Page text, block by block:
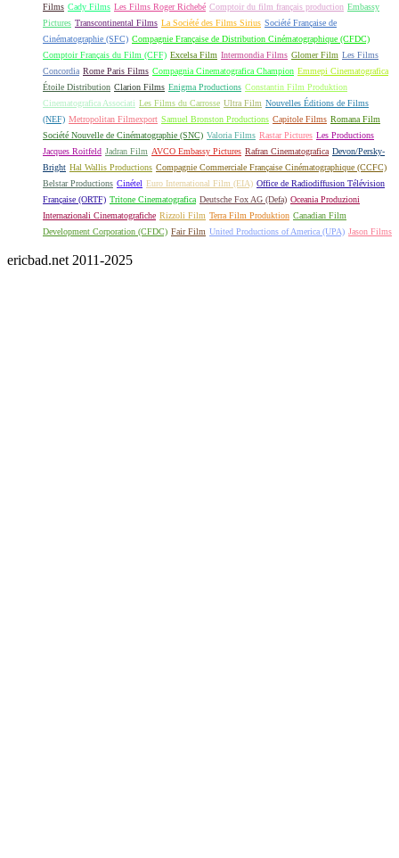
Films Cady Films Les Films Roger Richebé Comptoir du film français production Embassy
Pictures Transcontinental Films La Société des Films Sirius Société Française de
Cinématographie (SFC) Compagnie Française de Distribution Cinématographique (CFDC)
Comptoir Français du Film (CFF) Excelsa Film Intermondia Films Glomer Film Les Films
Concordia Rome Paris Films Compagnia Cinematografica Champion Emmepi Cinematografica
Étoile Distribution Clarion Films Enigma Productions Constantin Film Produktion
Cinematografica Associati Les Films du Carrosse Ultra Film Nouvelles Éditions de Films
(NEF) Metropolitan Filmexport Samuel Bronston Productions Capitole Films Romana Film
Société Nouvelle de Cinématographie (SNC) Valoria Films Rastar Pictures Les Productions
Jacques Roitfeld Jadran Film AVCO Embassy Pictures Rafran Cinematografica Devon/Persky-
Bright Hal Wallis Productions Compagnie Commerciale Française Cinématographique (CCFC)
Belstar Productions Cinétel Euro International Film (EIA) Office de Radiodiffusion Télévision
Française (ORTF) Tritone Cinematografica Deutsche Fox AG (Defa) Oceania Produzioni
Internazionali Cinematografiche Rizzoli Film Terra Film Produktion Canadian Film
Development Corporation (CFDC) Fair Film United Productions of America (UPA) Jason Films
ericbad.net 2011-2025